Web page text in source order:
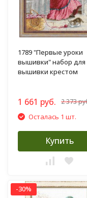
1789 "Первые уроки
вышивки" набор для
вышивки крестом
1 661 руб. 2 373
Осталась 1 шт.
Купить
-30%